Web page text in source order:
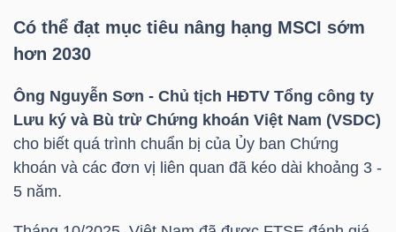
Có thể đạt mục tiêu nâng hạng MSCI sớm
hơn 2030
Ông Nguyễn Sơn - Chủ tịch HĐTV Tổng công ty
Lưu ký và Bù trừ Chứng khoán Việt Nam (VSDC)
cho biết quá trình chuẩn bị của Ủy ban Chứng
khoán và các đơn vị liên quan đã kéo dài khoảng 3 -
5 năm.
ĐÔNG
TÀI
CHÍNH